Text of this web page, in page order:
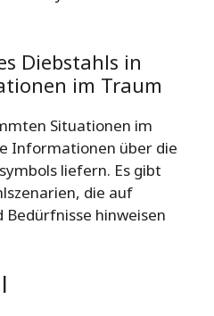
Diebstahls in
im Traum
Situationen im
Informationen über die
liefern. Es gibt
die auf
hinweisen